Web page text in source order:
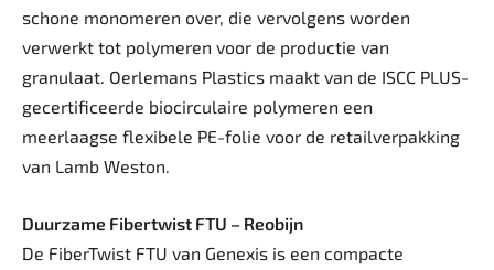
schone monomeren over, die vervolgens worden
verwerkt tot polymeren voor de productie van
granulaat. Oerlemans Plastics maakt van de ISCC PLUS-
gecertificeerde biocirculaire polymeren een
meerlaagse flexibele PE-folie voor de retailverpakking
van Lamb Weston.
Duurzame Fibertwist FTU – Reobijn
De FiberTwist FTU van Genexis is een compacte